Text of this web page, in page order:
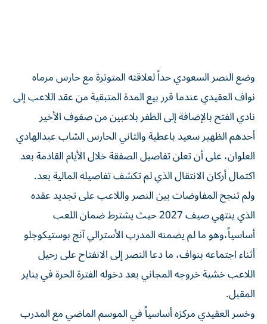
وضع النصر السعودي حداً لعلاقته المتوترة مع حارس مرماه
نواف العقيدي عندما قرر بيع المدة المتبقية من عقد اللاعب إلى
نادي الفتح بالإضافة إلى الظفر بلاعبين من صفوف الأخير
أحدهم الظهير سعيد باعطية والثاني الحارس الشاب عبدالهادي
العلوان، على أن تعلن تفاصيل الصفقة خلال الأيام القادمة بعد
اكتمال أركان الانتقال الذي لم تكشف تفاصيله المالية بعد.
ولم تنجح المفاوضات بين النصر واللاعب على تجديد عقده
الذي ينتهي صيف 2027 حيث يشترط ضمان اللعب
أساسياً،وهو ما لم يضمنه المدرب الأسترالي آنج بوستيكوجلو
أثناء اجتماعه بنواف، ما دعا النصر إلى الانفتاح على رحيل
اللاعب خشية خروجه المجاني بعد دخوله الفترة الحرة في يناير
المقبل.
وخسر العقيدي مركزه أساسياً في الموسم الماضي مع المدرب